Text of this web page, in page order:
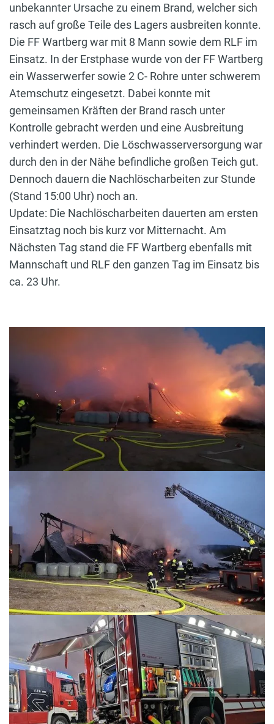
unbekannter Ursache zu einem Brand, welcher sich
rasch auf große Teile des Lagers ausbreiten konnte.
Die FF Wartberg war mit 8 Mann sowie dem RLF im
Einsatz. In der Erstphase wurde von der FF Wartberg
ein Wasserwerfer sowie 2 C- Rohre unter schwerem
Atemschutz eingesetzt. Dabei konnte mit
gemeinsamen Kräften der Brand rasch unter
Kontrolle gebracht werden und eine Ausbreitung
verhindert werden. Die Löschwasserversorgung war
durch den in der Nähe befindliche großen Teich gut.
Dennoch dauern die Nachlöscharbeiten zur Stunde
(Stand 15:00 Uhr) noch an.
Update: Die Nachlöscharbeiten dauerten am ersten
Einsatztag noch bis kurz vor Mitternacht. Am
Nächsten Tag stand die FF Wartberg ebenfalls mit
Mannschaft und RLF den ganzen Tag im Einsatz bis
ca. 23 Uhr.